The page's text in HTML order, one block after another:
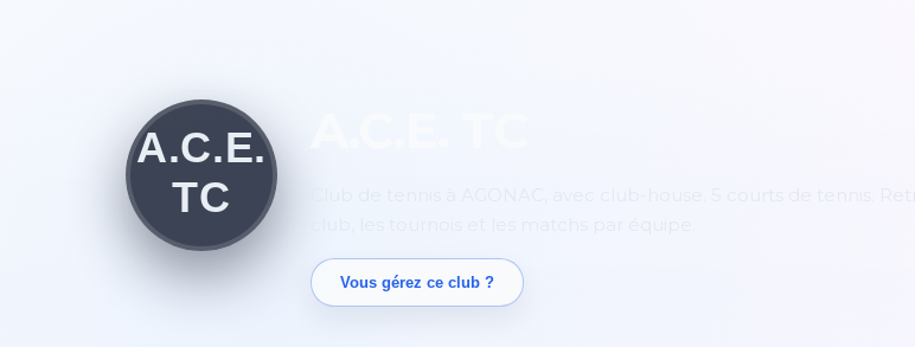
Vous gérez ce club ?